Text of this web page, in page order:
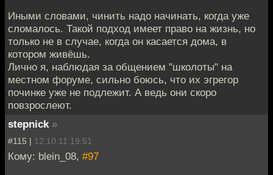
Иными словами, чинить надо начинать, когда уже
сломалось. Такой подход имеет право на жизнь, но
только не в случае, когда он касается дома, в
котором живёшь.
Лично я, наблюдая за общением "школоты" на
местном форуме, сильно боюсь, что их эгрегор
починке уже не подлежит. А ведь они скоро
повзрослеют.
stepnick »
#115 | 12.10.11 19:51
Кому: blein_08, #97